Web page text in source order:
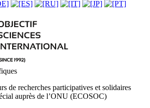
de recherches participatives et solidaires
auprès de l’ONU (ECOSOC)